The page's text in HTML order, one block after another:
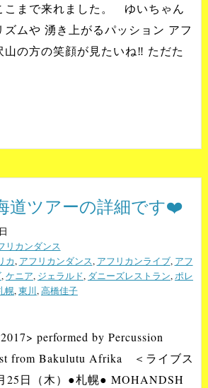
こまで来れました。 ゆいちゃん
ズムや 湧き上がるパッション アフ
山の方の笑顔が見たいね‼️ ただた
道ツアーの詳細です❤️
リカンダンス
カ, アフリカンダンス, アフリカンライブ, アフ
,ケニア, ジェラルド, ダニーズレストラン,ポレ
幌,東川,高橋佳子
performed by Percussion
from Bakulutu Afrika ＜ライブス
日（木）●札幌● MOHANDSH